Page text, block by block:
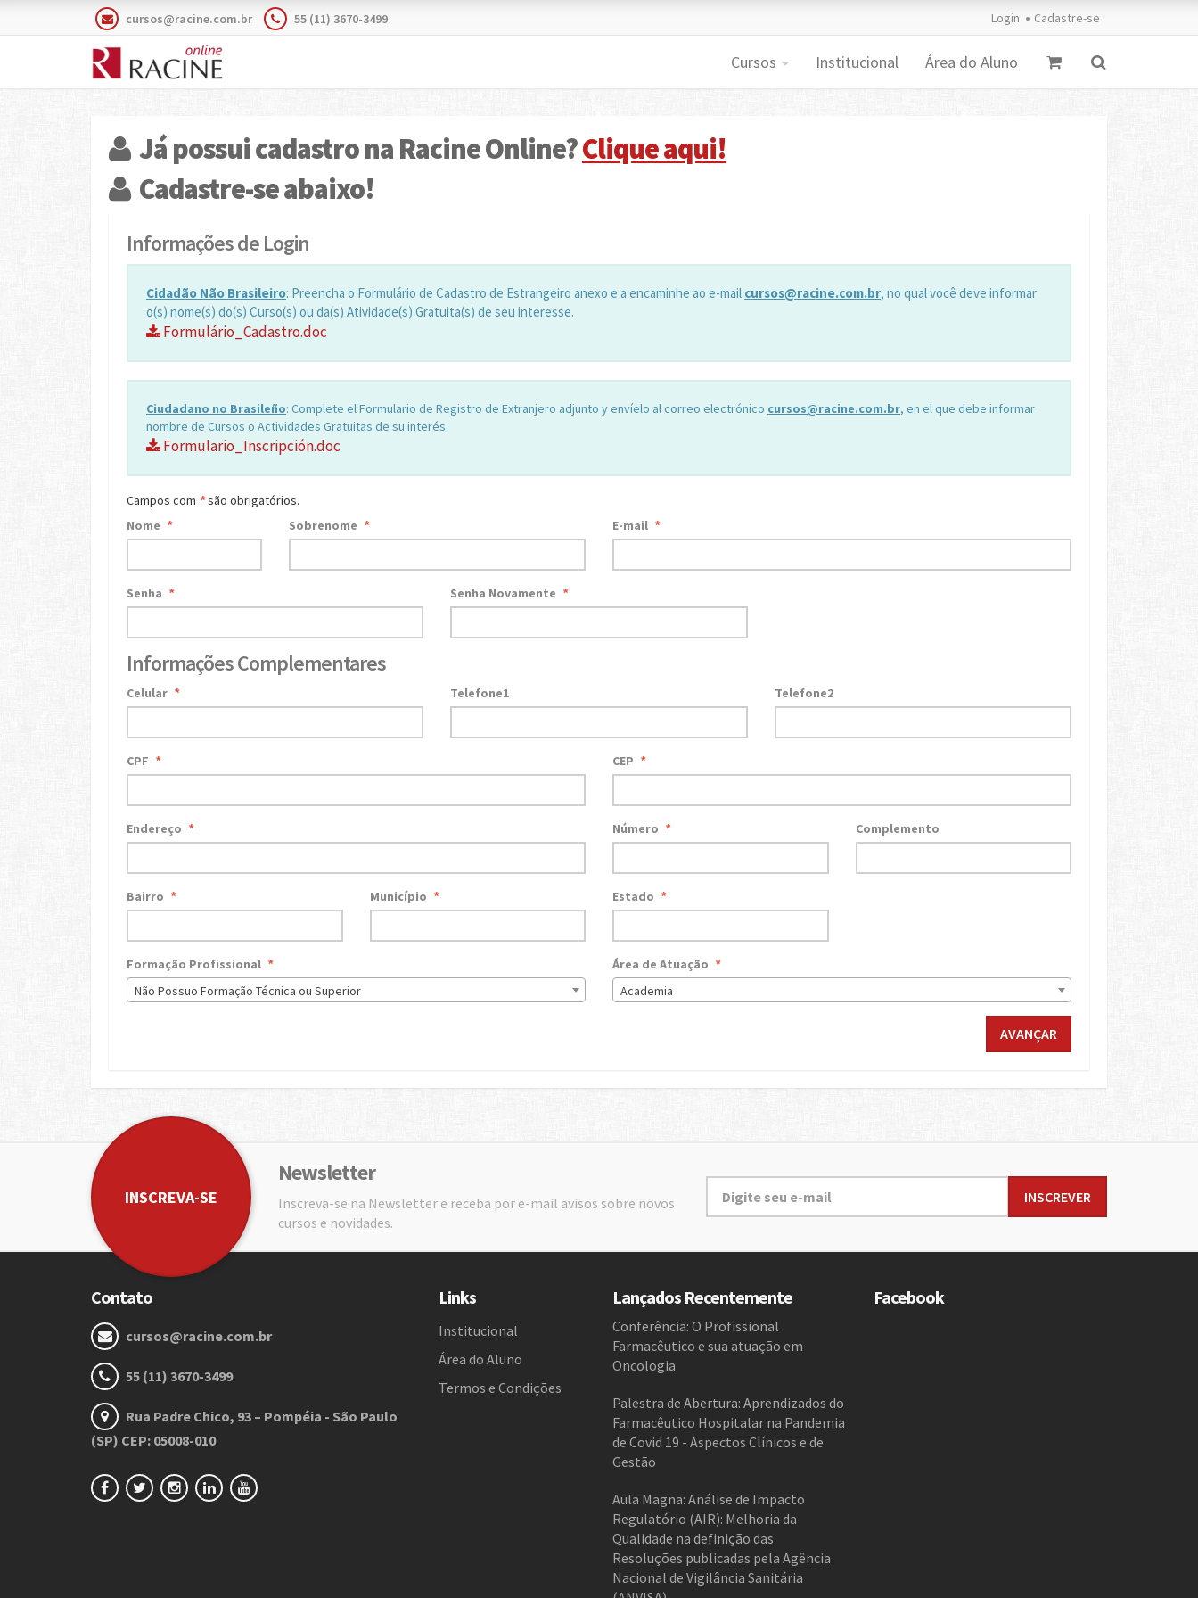
cursos@racine.com.br 55 (11) 3670-3499 Login Cadastre-se
Cursos Institucional Área do Aluno
Já possui cadastro na Racine Online?Clique aqui!
Cadastre-se abaixo!
Informações de Login
Cidadão Não Brasileiro: Preencha o Formulário de Cadastro de Estrangeiro anexo e a encaminhe ao e-mail cursos@racine.com.br, no qual você deve informar
o(s) nome(s) do(s) Curso(s) ou da(s) Atividade(s) Gratuita(s) de seu interesse.
Formulário_Cadastro.doc
Ciudadano no Brasileño: Complete el Formulario de Registro de Extranjero adjunto y envíelo al correo electrónico cursos@racine.com.br, en el que debe informar
nombre de Cursos o Actividades Gratuitas de su interés.
Formulario_Inscripción.doc
Campos com *são obrigatórios.
Nome * Sobrenome * E-mail *
Senha * Senha Novamente *
Informações Complementares
Celular * Telefone1 Telefone2
CPF * CEP *
Endereço * Número * Complemento
Bairro * Município * Estado *
Formação Profissional *
Não Possuo Formação Técnica ou Superior
Área de Atuação *
Academia
INSCREVA-SE
Newsletter
Inscreva-se na Newsletter e receba por e-mail avisos sobre novos
cursos e novidades.
Contato
cursos@racine.com.br
55 (11) 3670-3499
Rua Padre Chico, 93 – Pompéia - São Paulo
(SP) CEP: 05008-010
Links
Institucional
Área do Aluno
Termos e Condições
Lançados Recentemente
Conferência: O Profissional
Farmacêutico e sua atuação em
Oncologia
Palestra de Abertura: Aprendizados do
Farmacêutico Hospitalar na Pandemia
de Covid 19 - Aspectos Clínicos e de
Gestão
Aula Magna: Análise de Impacto
Regulatório (AIR): Melhoria da
Qualidade na definição das
Resoluções publicadas pela Agência
Nacional de Vigilância Sanitária
Facebook